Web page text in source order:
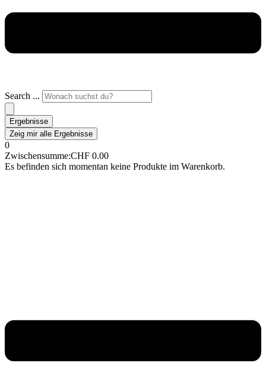
Search ...
Ergebnisse
Zeig mir alle Ergebnisse
0
Zwischensumme:CHF 0.00
Es befinden sich momentan keine Produkte im Warenkorb.